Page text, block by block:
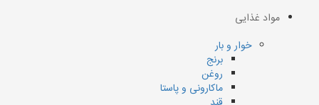
مواد غذایی
خوار و بار
برنج
روغن
ماکارونی و پاستا